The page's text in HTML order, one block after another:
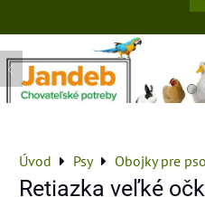
Úvod Psy Obojky pre
Retiazka veľké